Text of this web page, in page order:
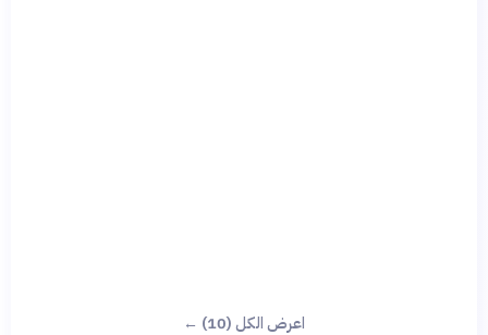
اعرض الكل (10) ←